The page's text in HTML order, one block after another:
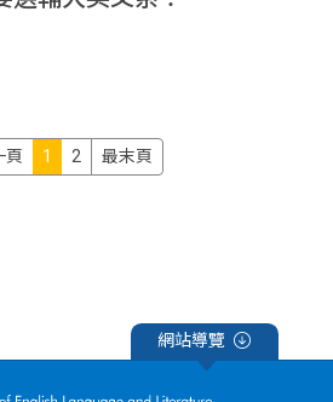
頁 1 2 最末頁
網站導覽